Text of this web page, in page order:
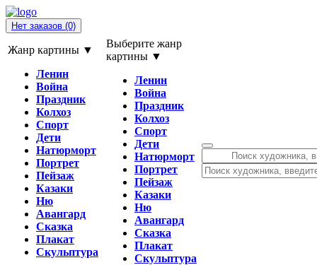
Нет заказов (0)
Жанр картины ▼
Ленин
Война
Праздник
Колхоз
Спорт
Дети
Натюрморт
Портрет
Пейзаж
Казаки
Ню
Авангард
Сказка
Плакат
Скульптура
Выберите жанр
картины ▼
Ленин
Война
Праздник
Колхоз
Спорт
Дети
Натюрморт
Портрет
Пейзаж
Казаки
Ню
Авангард
Сказка
Плакат
Скульптура